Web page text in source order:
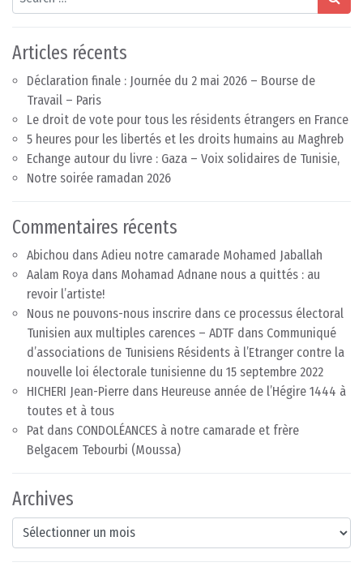
Articles récents
Déclaration finale : Journée du 2 mai 2026 – Bourse de
Travail – Paris
Le droit de vote pour tous les résidents étrangers en France
5 heures pour les libertés et les droits humains au Maghreb
Echange autour du livre : Gaza – Voix solidaires de Tunisie,
Notre soirée ramadan 2026
Commentaires récents
Abichou dans Adieu notre camarade Mohamed Jaballah
Aalam Roya dans Mohamad Adnane nous a quittés : au
revoir l’artiste!
Nous ne pouvons-nous inscrire dans ce processus électoral
Tunisien aux multiples carences – ADTF dans Communiqué
d’associations de Tunisiens Résidents à l’Etranger contre la
nouvelle loi électorale tunisienne du 15 septembre 2022
HICHERI Jean-Pierre dans Heureuse année de l’Hégire 1444 à
toutes et à tous
Pat dans CONDOLÉANCES à notre camarade et frère
Belgacem Tebourbi (Moussa)
Archives
Archives